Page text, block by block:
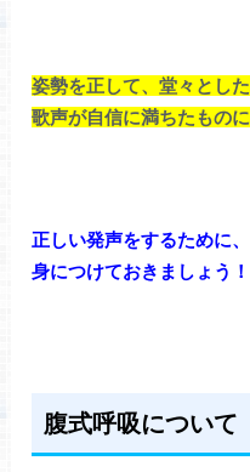
姿勢を正して、堂々とし
歌声が自信に満ちたものに
正しい発声をするために
身につけておきましょう！
腹式呼吸について